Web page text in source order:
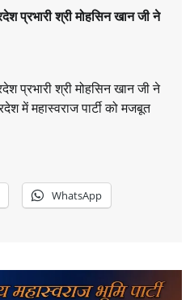
प्रभारी श्री मोहसिन खान जी ने
प्रभारी श्री मोहसिन खान जी ने
में महास्वराज पार्टी को मजबूत
WhatsApp